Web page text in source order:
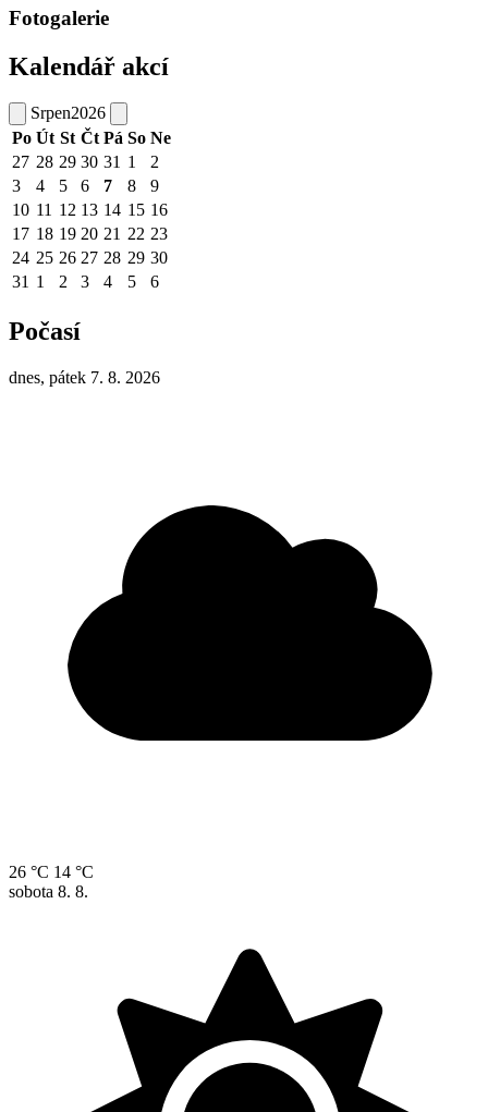
Fotogalerie
Kalendář akcí
Srpen2026
Po Út St Čt Pá So Ne
27 28 29 30 31 1
2
3
4 5 6 7 8
9
10 11 12 13 14 15 16
17 18 19 20 21 22 23
24 25 26 27 28 29 30
31 1 2 3 4 5 6
Počasí
dnes, pátek 7. 8. 2026
26 °C 14 °C
sobota 8. 8.